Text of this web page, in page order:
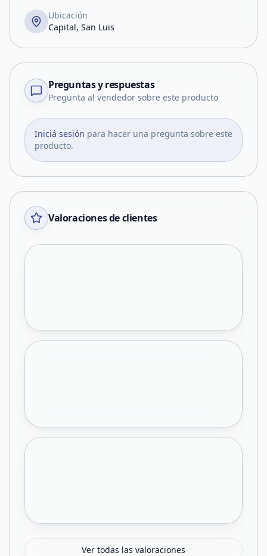
Ubicación
Capital, San Luis
Preguntas y respuestas
Pregunta al vendedor sobre este producto
Iniciá sesión para hacer una pregunta sobre este
producto.
Valoraciones de clientes
Ver todas las valoraciones